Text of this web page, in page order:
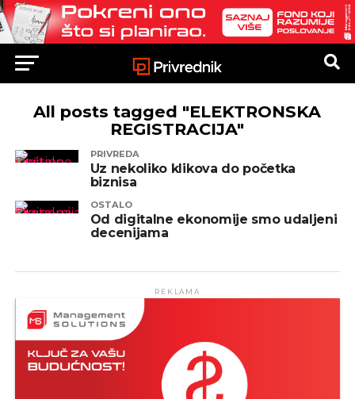
All posts tagged "ELEKTRONSKA
REGISTRACIJA"
PRIVREDA
Uz nekoliko klikova do početka
biznisa
OSTALO
Od digitalne ekonomije smo udaljeni
decenijama
REKLAMA